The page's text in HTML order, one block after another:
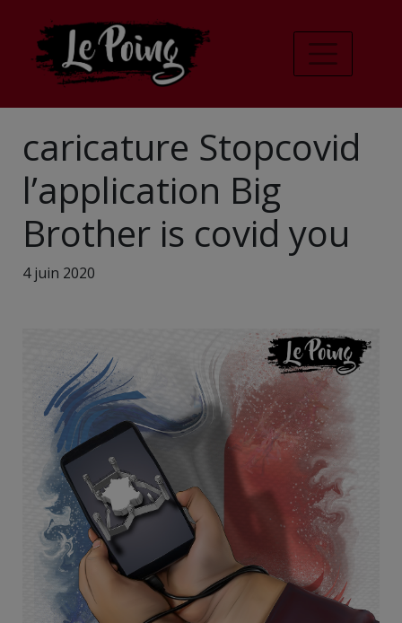
caricature Stopcovid
l’application Big
Brother is covid you
4 juin 2020